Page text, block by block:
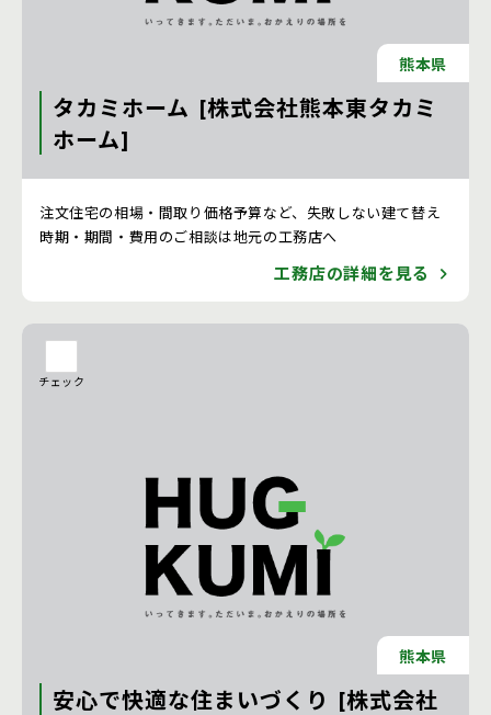
熊本県
タカミホーム [株式会社熊本東タカミ
ホーム]
注文住宅の相場・間取り価格予算など、失敗しない建て替え
時期・期間・費用のご相談は地元の工務店へ
工務店の詳細を見る
チェック
熊本県
安心で快適な住まいづくり [株式会社